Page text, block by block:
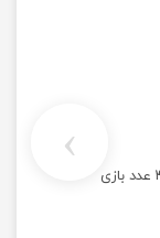
›